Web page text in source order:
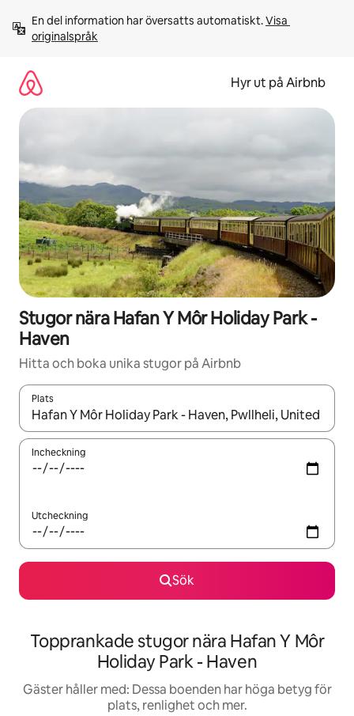
innehåll
En del information har översatts automatiskt. Visa
originalspråk
Hyr ut på Airbnb
Stugor nära Hafan Y Môr Holiday Park -
Haven
Hitta och boka unika stugor på Airbnb
Plats
När resultaten är tillgängliga kan du navigera med upp- och
Incheckning
Utcheckning
Sök
Topprankade stugor nära Hafan Y Môr
Holiday Park - Haven
Gäster håller med: Dessa boenden har höga betyg för
plats, renlighet och mer.